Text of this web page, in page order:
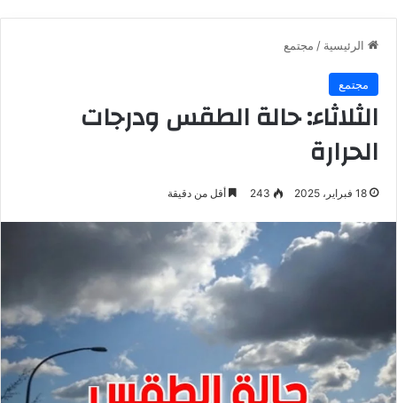
الرئيسية / مجتمع
مجتمع
الثلاثاء: حالة الطقس ودرجات
الحرارة
18 فبراير، 2025 243 أقل من دقيقة